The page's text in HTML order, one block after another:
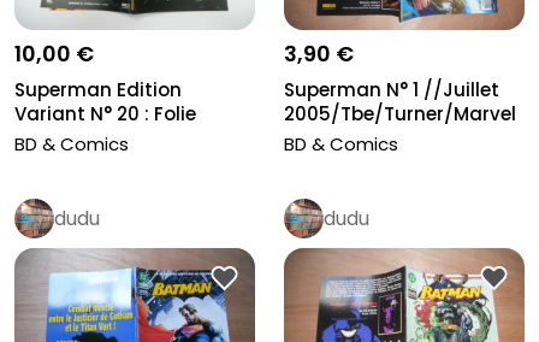
10,00 €
Superman Edition
Variant N° 20 : Folie
Contagieuse...
BD & Comics
3,90 €
Superman N° 1 //Juillet
2005/Tbe/Turner/Marvel
Pan...
BD & Comics
dudu dudu